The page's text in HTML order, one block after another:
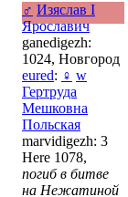
♂ Изяслав I
Ярославич
ganedigezh:
1024, Новгород
eured: ♀ w
Гертруда
Мешковна
Польская
marvidigezh: 3
Here 1078,
погиб в битве
на Нежатиной